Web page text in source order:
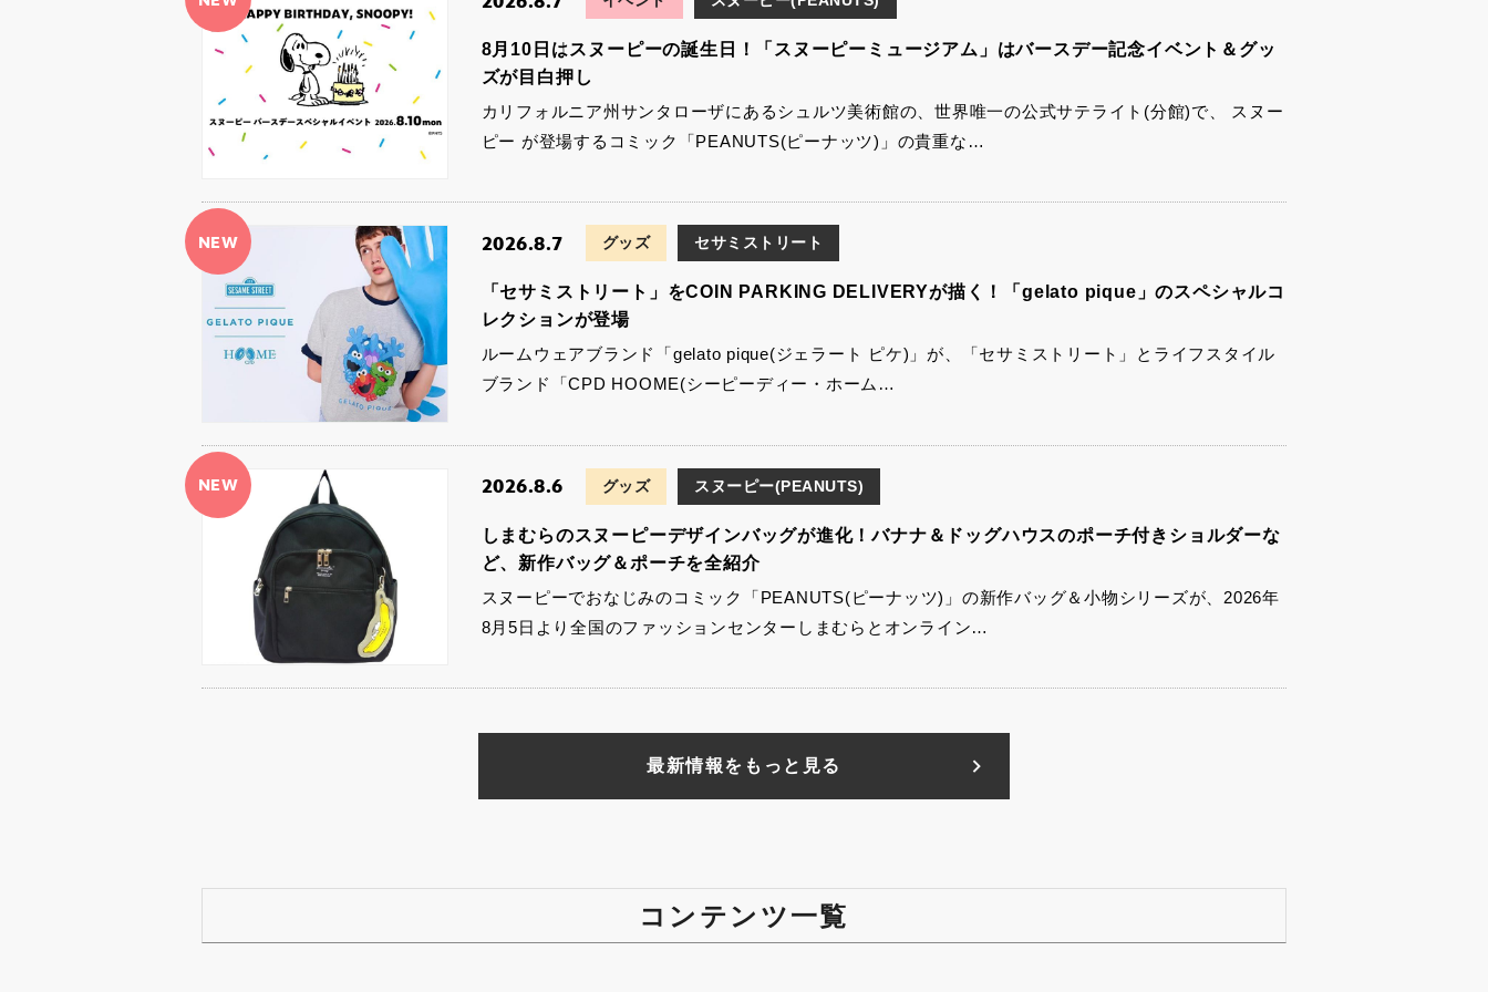
8月10日はスヌーピーの誕生日！「スヌーピーミュージアム」はバースデー記念イベント＆グッ
ズが目白押し
カリフォルニア州サンタローザにあるシュルツ美術館の、世界唯一の公式サテライト(分館)で、 スヌー
ピー が登場するコミック「PEANUTS(ピーナッツ)」の貴重な…
NEW 2026.8.7 グッズ セサミストリート
「セサミストリート」をCOIN PARKING DELIVERYが描く！「gelato pique」のスペシャルコ
レクションが登場
ルームウェアブランド「gelato pique(ジェラート ピケ)」が、「セサミストリート」とライフスタイル
ブランド「CPD HOOME(シーピーディー・ホーム…
NEW 2026.8.6 グッズ スヌーピー(PEANUTS)
しまむらのスヌーピーデザインバッグが進化！バナナ＆ドッグハウスのポーチ付きショルダーな
ど、新作バッグ＆ポーチを全紹介
スヌーピーでおなじみのコミック「PEANUTS(ピーナッツ)」の新作バッグ＆小物シリーズが、2026年
8月5日より全国のファッションセンターしまむらとオンライン…
最新情報をもっと見る
コンテンツ一覧